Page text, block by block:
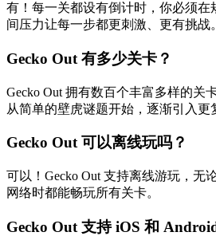
有！每一关都设有倒计时，你必须在
间压力让每一步都更刺激、更有挑战。
Gecko Out 有多少关卡？
Gecko Out 拥有数百个丰富多样的关
从简单的壁虎谜题开始，逐渐引入更
Gecko Out 可以离线玩吗？
可以！Gecko Out 支持离线游玩，无
网络时都能畅玩所有关卡。
Gecko Out 支持 iOS 和